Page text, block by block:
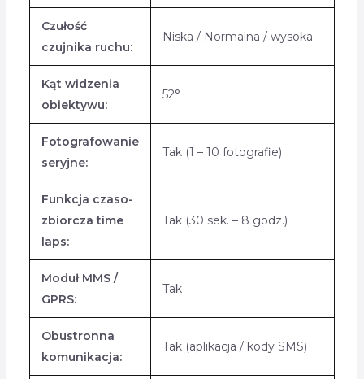
Czułość
czujnika ruchu:
Niska / Normalna / wysoka
Kąt widzenia
obiektywu:
52°
Fotografowanie
seryjne:
Tak (1 – 10 fotografie)
Funkcja czaso-
zbiorcza time
laps:
Tak (30 sek. – 8 godz.)
Moduł MMS /
GPRS:
Tak
Obustronna
komunikacja:
Tak (aplikacja / kody SMS)